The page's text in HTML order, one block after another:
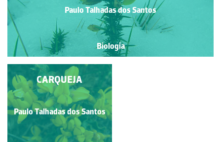
Paulo Talhadas dos Santos
Biologia
COUVE-MARINHA
Paulo Talhadas dos Santos
CARQUEJA
Paulo Talhadas dos Santos